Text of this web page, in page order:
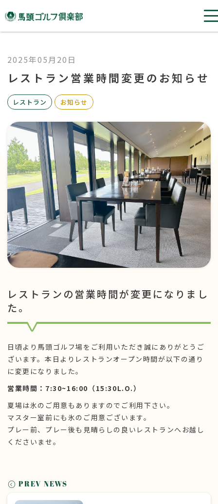
2025年05月20日
レストラン営業時間変更のお知らせ
レストラン お知らせ
レストランの営業時間が変更になりまし
た。
日頃より馬頭ゴルフ場をご利用いただき誠にありがとうご
ざいます。本日よりレストランオープン時間が以下の通り
に変更になりました。
営業時間：7:30~16:00（15:30L.O.）
夏場は氷のご用意もありますのでご利用下さい。
マスター室前にも氷のご用意ございます。
プレー前、プレー後も見晴らしの良いレストランへお越し
くださいませ。
PREV NEWS